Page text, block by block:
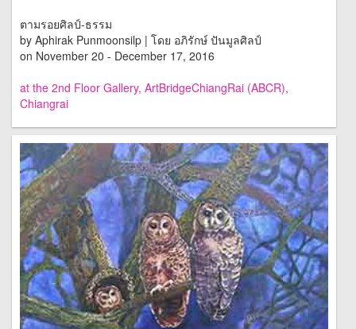
ตามรอยศิลป์-ธรรม
by Aphirak Punmoonsilp | โดย อภิรักษ์ ปันมูลศิลป์
on November 20 - December 17, 2016
at the 2nd Floor Gallery, ArtBridgeChiangRai (ABCR),
Chiangrai